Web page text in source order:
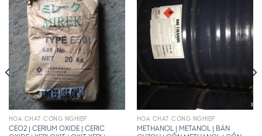
HÓA CHẤT CÔNG NGHIỆP
CEO2 | CERIUM OXIDE | CERIC
HÓA CHẤT CÔNG NGHIỆP
METHANOL | METANOL | BÁN